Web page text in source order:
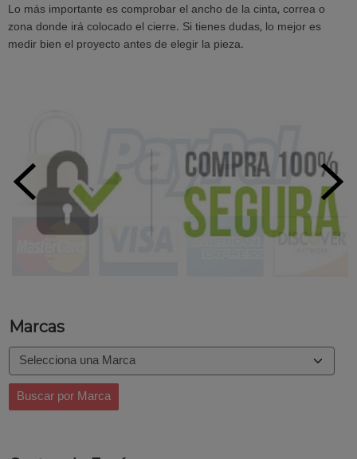
Marcas
Lo más importante es comprobar el ancho de la cinta, correa o
zona donde irá colocado el cierre. Si tienes dudas, lo mejor es
medir bien el proyecto antes de elegir la pieza.